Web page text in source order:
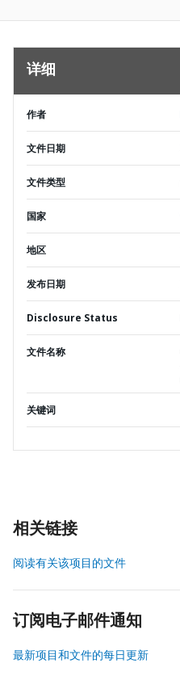
详细
作者
文件日期
文件类型
国家
地区
发布日期
Disclosure Status
文件名称
关键词
相关链接
阅读有关该项目的文件
订阅电子邮件通知
最新项目和文件的每日更新